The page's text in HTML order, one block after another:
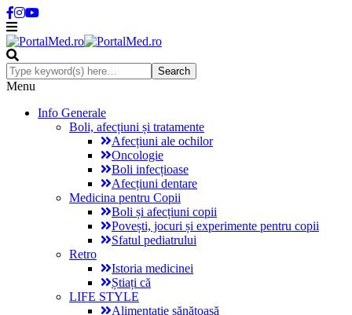
Menu
Info Generale
Boli, afecțiuni și tratamente
Afecțiuni ale ochilor
Oncologie
Boli infecțioase
Afecțiuni dentare
Medicina pentru Copii
Boli și afecțiuni copii
Povești, jocuri și experimente pentru copii
Sfatul pediatrului
Retro
Istoria medicinei
Știați că
LIFE STYLE
Alimentație sănătoasă